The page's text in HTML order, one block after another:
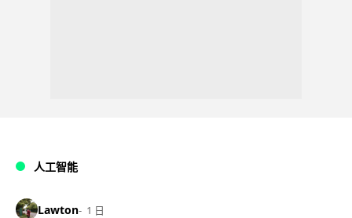
人工智能
Lawton 1 日